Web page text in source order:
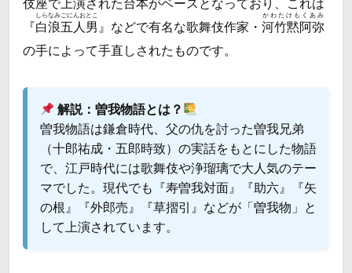
『白浪五人男
しらなみごにんおとこ
』などで有名な歌舞伎作家・ 河竹黙阿弥
かわたけもくあみ
の手によって手直しされたものです。
解説：曽我物語とは？
曽我物語は鎌倉時代、父の仇を討った曽我兄弟
（十郎祐成・五郎時致）の実話をもとにした物語
で、江戸時代には歌舞伎や浄瑠璃で大人気のテー
マでした。現代でも『寿曽我対面』『助六』『矢
の根』『外郎売』『草摺引』などが「曽我物」と
して上演されています。